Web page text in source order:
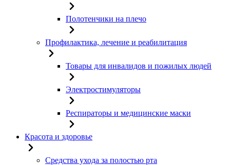
Полотенчики на плечо
Профилактика, лечение и реабилитация
Товары для инвалидов и пожилых людей
Электростимуляторы
Респираторы и медицинские маски
Красота и здоровье
Средства ухода за полостью рта